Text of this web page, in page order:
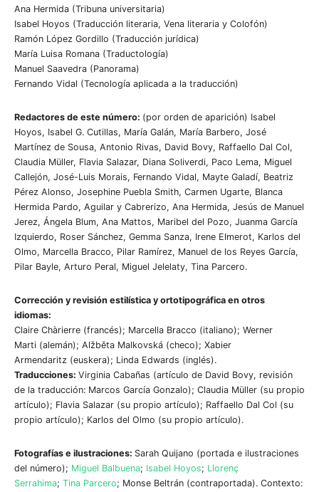
Ana Hermida (Tribuna universitaria)
Isabel Hoyos (Traducción literaria, Vena literaria y Colofón)
Ramón López Gordillo (Traducción jurídica)
María Luisa Romana (Traductología)
Manuel Saavedra (Panorama)
Fernando Vidal (Tecnología aplicada a la traducción)
Redactores de este número: (por orden de aparición) Isabel
Hoyos, Isabel G. Cutillas, María Galán, María Barbero, José
Martínez de Sousa, Antonio Rivas, David Bovy, Raffaello Dal Col,
Claudia Müller, Flavia Salazar, Diana Soliverdi, Paco Lema, Miguel
Callejón, José-Luis Morais, Fernando Vidal, Mayte Galadí, Beatriz
Pérez Alonso, Josephine Puebla Smith, Carmen Ugarte, Blanca
Hermida Pardo, Aguilar y Cabrerizo, Ana Hermida, Jesús de Manuel
Jerez, Ángela Blum, Ana Mattos, Maribel del Pozo, Juanma García
Izquierdo, Roser Sánchez, Gemma Sanza, Irene Elmerot, Karlos del
Olmo, Marcella Bracco, Pilar Ramírez, Manuel de los Reyes García,
Pilar Bayle, Arturo Peral, Miguel Jelelaty, Tina Parcero.
Corrección y revisión estilística y ortotipográfica en otros
idiomas:
Claire Chàrierre (francés); Marcella Bracco (italiano); Werner
Marti (alemán); Alžběta Malkovská (checo); Xabier
Armendaritz (euskera); Linda Edwards (inglés).
Traducciones: Virginia Cabañas (artículo de David Bovy, revisión
de la traducción: Marcos García Gonzalo); Claudia Müller (su propio
artículo); Flavia Salazar (su propio artículo); Raffaello Dal Col (su
propio artículo); Karlos del Olmo (su propio artículo).
Fotografías e ilustraciones: Sarah Quijano (portada e ilustraciones
del número); Miguel Balbuena; Isabel Hoyos; Llorenç
Serrahima; Tina Parcero; Monse Beltrán (contraportada). Contexto: